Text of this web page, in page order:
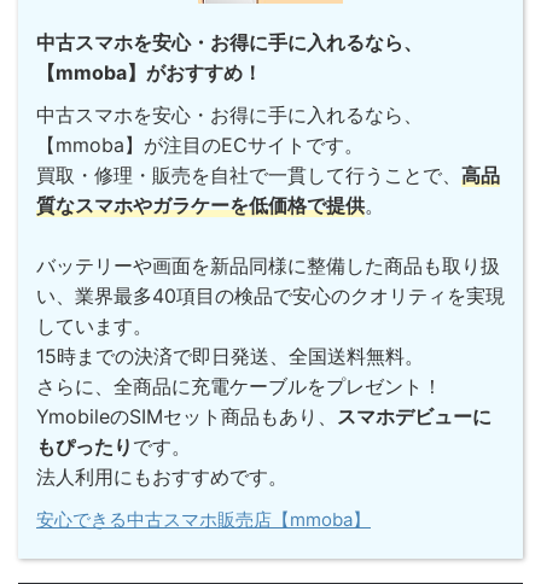
中古スマホを安心・お得に手に入れるなら、
【mmoba】がおすすめ！
中古スマホを安心・お得に手に入れるなら、
【mmoba】が注目のECサイトです。
買取・修理・販売を自社で一貫して行うことで、 高品
質なスマホやガラケーを低価格で提供。
バッテリーや画面を新品同様に整備した商品も取り扱
い、業界最多40項目の検品で安心のクオリティを実現
しています。
15時までの決済で即日発送、全国送料無料。
さらに、全商品に充電ケーブルをプレゼント！
YmobileのSIMセット商品もあり、 スマホデビューに
もぴったり です。
法人利用にもおすすめです。
安心できる中古スマホ販売店【mmoba】